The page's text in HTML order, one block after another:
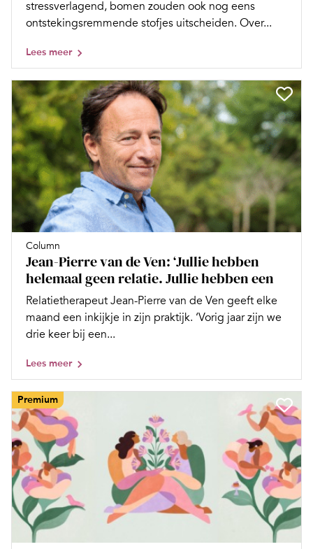
stressverlagend, bomen zouden ook nog eens
ontstekingsremmende stofjes uitscheiden. Over...
Lees meer
Column
Jean-Pierre van de Ven: ‘Jullie hebben
helemaal geen relatie. Jullie hebben een
Relatietherapeut Jean-Pierre van de Ven geeft elke
maand een inkijkje in zijn praktijk. ‘Vorig jaar zijn we
drie keer bij een...
Lees meer
Premium